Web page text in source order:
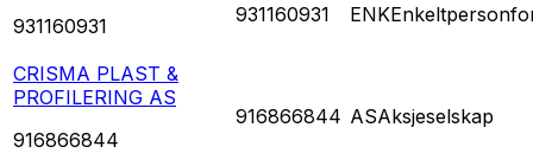
931160931
931160931 ENK
CRISMA PLAST &
PROFILERING AS
916866844
916866844 ASAksjeselskap